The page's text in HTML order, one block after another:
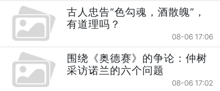
古人忠告“色勾魂，酒散魄”，
有道理吗？
08-06 17:06
围绕《奥德赛》的争论：仲树
采访诺兰的六个问题
08-06 17:02